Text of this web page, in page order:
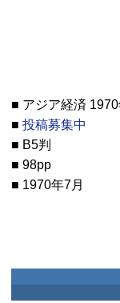
■ アジア経済
■ 投稿募集中
■ B5判
■ 98pp
■ 1970年7月